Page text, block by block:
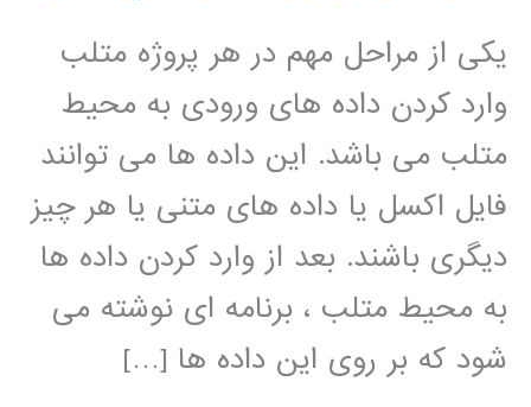
یکی از مراحل مهم در هر پروژه متلب
وارد کردن داده های ورودی به محیط
متلب می باشد. این داده ها می توانند
فایل اکسل یا داده های متنی یا هر چیز
دیگری باشند. بعد از وارد کردن داده ها
به محیط متلب ، برنامه ای نوشته می
شود که بر روی این داده ها […]